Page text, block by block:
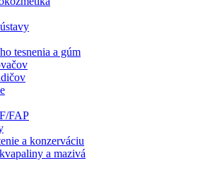
tesnenia a gúm
FAP
a konzerváciu
a mazivá